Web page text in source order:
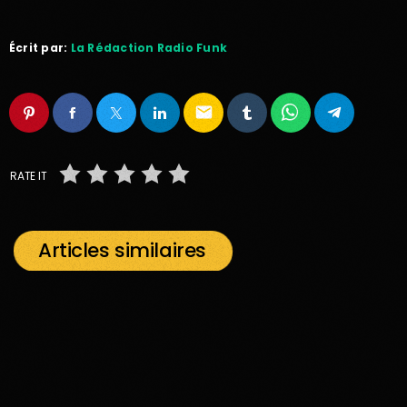
Écrit par: La Rédaction Radio Funk
email
RATE IT
Articles similaires